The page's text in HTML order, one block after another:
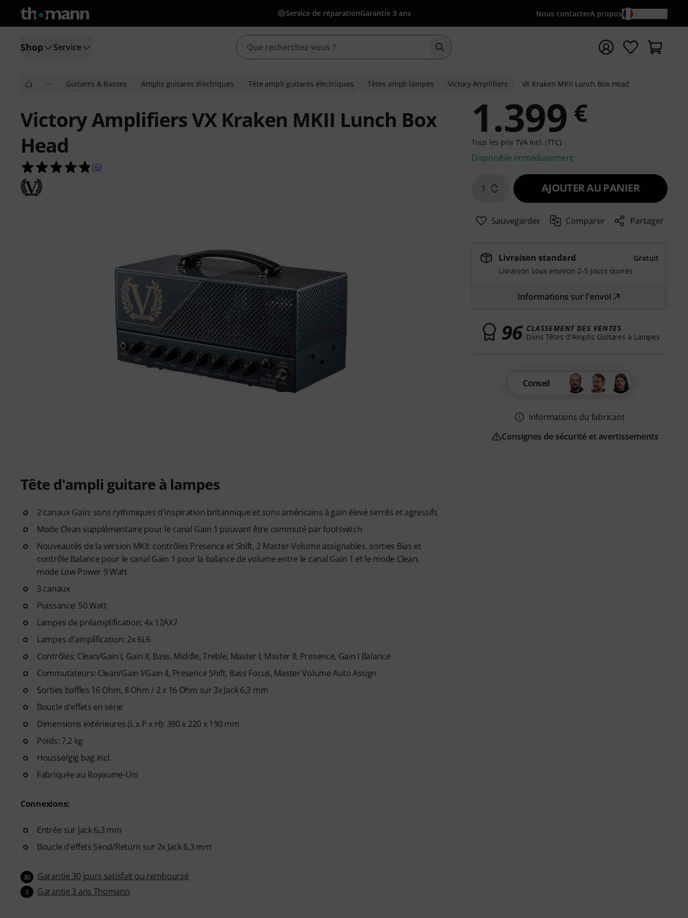
Service de réparationGarantie 3 ans Nous contacterA propos
Shop Service Démarrer la recherche avec le terme de recherche
··· Guitares & Basses Amplis guitares électriques Tête ampli guitares électriques Têtes ampli lampes Victory Amplifiers VX Kraken MKII Lunch Box Head
Victory Amplifiers VX Kraken MKII Lunch Box
Head
4.8 étoiles sur 5 d'après 6 évaluations clients
(6)
Tête d'ampli guitare à lampes
2 canaux Gain: sons rythmiques d'inspiration britannique et sons américains à gain élevé serrés et agressifs
Mode Clean supplémentaire pour le canal Gain 1 pouvant être commuté par footswitch
Nouveautés de la version MKII: contrôles Presence et Shift, 2 Master-Volume assignables, sorties Bias et
contrôle Balance pour le canal Gain 1 pour la balance de volume entre le canal Gain 1 et le mode Clean,
mode Low Power 9 Watt
3 canaux
Puissance: 50 Watt
Lampes de préamplification: 4x 12AX7
Lampes d'amplification: 2x 6L6
Contrôles: Clean/Gain I, Gain II, Bass, Middle, Treble, Master I, Master II, Presence, Gain I Balance
Commutateurs: Clean/Gain I/Gain II, Presence Shift, Bass Focus, Master Volume Auto Assign
Sorties baffles 16 Ohm, 8 Ohm / 2 x 16 Ohm sur 3x Jack 6,3 mm
Boucle d'effets en série
Dimensions extérieures (L x P x H): 390 x 220 x 190 mm
Poids: 7,2 kg
Housse/gig bag incl.
Fabriquée au Royaume-Uni
Connexions:
Entrée sur Jack 6,3 mm
Boucle d'effets Send/Return sur 2x Jack 6,3 mm
30 Garantie 30 jours satisfait ou remboursé
3 Garantie 3 ans Thomann
1.399 €
Tous les prix TVA incl. (TTC)
Disponible immédiatement
1 AJOUTER AU PANIER
Sauvegarder Comparer Partager
Livraison standard
Gratuit
Livraison sous environ 2-5 jours ouvrés
Informations sur l'envoi
96 CLASSEMENT DES VENTES
Dans Têtes d'Amplis Guitares à Lampes
Conseil
Informations du fabricant
Consignes de sécurité et avertissements